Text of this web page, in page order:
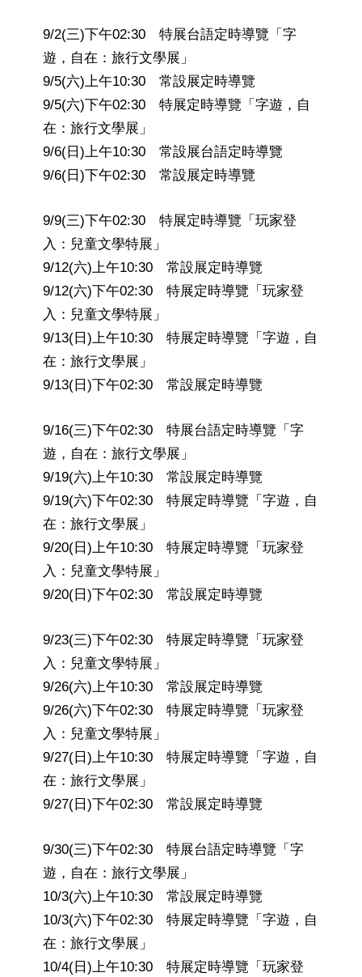
9/2(三)下午02:30 特展台語定時導覽「字
遊，自在：旅行文學展」
9/5(六)上午10:30 常設展定時導覽
9/5(六)下午02:30 特展定時導覽「字遊，自
在：旅行文學展」
9/6(日)上午10:30 常設展台語定時導覽
9/6(日)下午02:30 常設展定時導覽
9/9(三)下午02:30 特展定時導覽「玩家登
入：兒童文學特展」
9/12(六)上午10:30 常設展定時導覽
9/12(六)下午02:30 特展定時導覽「玩家登
入：兒童文學特展」
9/13(日)上午10:30 特展定時導覽「字遊，自
在：旅行文學展」
9/13(日)下午02:30 常設展定時導覽
9/16(三)下午02:30 特展台語定時導覽「字
遊，自在：旅行文學展」
9/19(六)上午10:30 常設展定時導覽
9/19(六)下午02:30 特展定時導覽「字遊，自
在：旅行文學展」
9/20(日)上午10:30 特展定時導覽「玩家登
入：兒童文學特展」
9/20(日)下午02:30 常設展定時導覽
9/23(三)下午02:30 特展定時導覽「玩家登
入：兒童文學特展」
9/26(六)上午10:30 常設展定時導覽
9/26(六)下午02:30 特展定時導覽「玩家登
入：兒童文學特展」
9/27(日)上午10:30 特展定時導覽「字遊，自
在：旅行文學展」
9/27(日)下午02:30 常設展定時導覽
9/30(三)下午02:30 特展台語定時導覽「字
遊，自在：旅行文學展」
10/3(六)上午10:30 常設展定時導覽
10/3(六)下午02:30 特展定時導覽「字遊，自
在：旅行文學展」
10/4(日)上午10:30 特展定時導覽「玩家登